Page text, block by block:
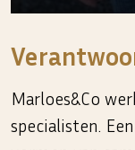
Marloes&Co
specialisten.